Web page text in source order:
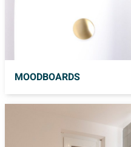
MOODBOARDS